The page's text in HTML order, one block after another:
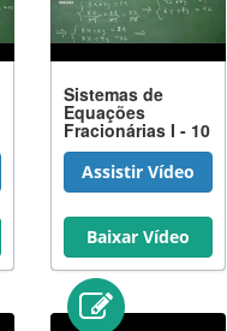
Sistemas de
Equações
Fracionárias I - 10
Assistir Vídeo
Baixar Vídeo